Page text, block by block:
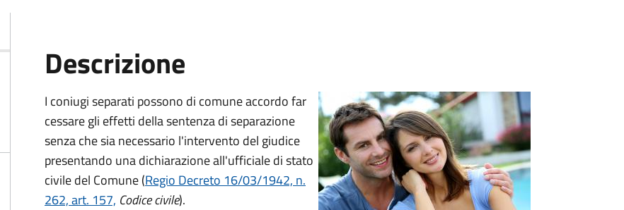
Descrizione
I coniugi separati possono di comune accordo far
cessare gli effetti della sentenza di separazione
senza che sia necessario l'intervento del giudice
presentando una dichiarazione all'ufficiale di stato
civile del Comune (Regio Decreto 16/03/1942, n.
262, art. 157, Codice civile).